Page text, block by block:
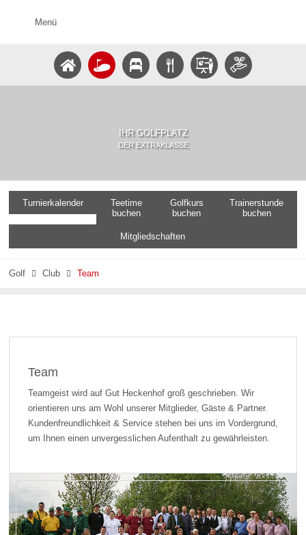
Menü
IHR GOLFPLATZ
DER EXTRAKLASSE
Turnierkalender
Teetime
buchen
Golfkurs
buchen
Trainerstunde
buchen
Mitgliedschaften
Golf  Club  Team
Team
Teamgeist wird auf Gut Heckenhof groß geschrieben. Wir
orientieren uns am Wohl unserer Mitglieder, Gäste & Partner.
Kundenfreundlichkeit & Service stehen bei uns im Vordergrund,
um Ihnen einen unvergesslichen Aufenthalt zu gewährleisten.